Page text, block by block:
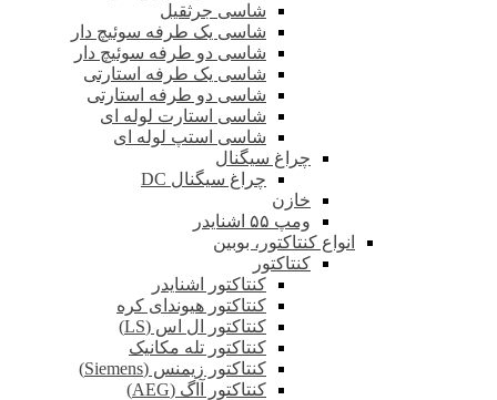
شاسی جرثقیل
شاسی یک طرفه سوئیچ دار
شاسی دو طرفه سوئیچ دار
شاسی یک طرفه استارتی
شاسی دو طرفه استارتی
شاسی استارت لوله ای
شاسی استپ لوله ای
چراغ سیگنال
چراغ سیگنال DC
خازن
ومپ ۵۵ اشنایدر
انواع کنتاکتور، بوبین
کنتاکتور
کنتاکتور اشنایدر
کنتاکتور هیوندای کره
کنتاکتور ال اس (LS)
کنتاکتور تله مکانیک
کنتاکتور زیمنس (Siemens)
کنتاکتور آاگ (AEG)